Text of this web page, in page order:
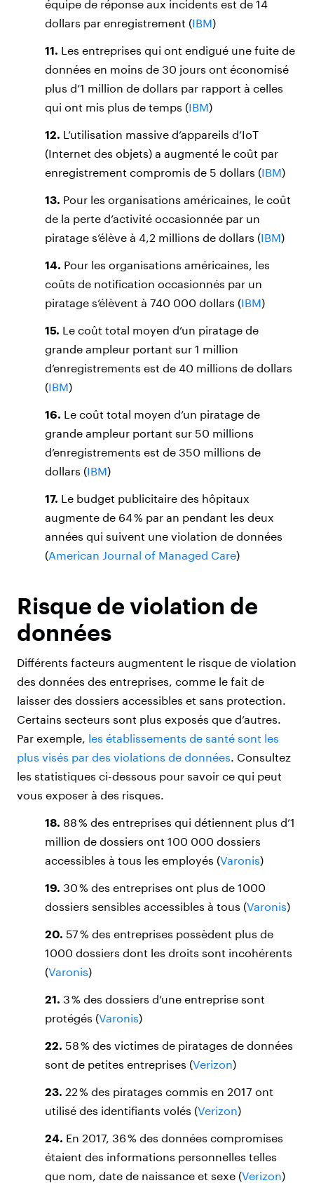
équipe de réponse aux incidents est de 14
dollars par enregistrement (IBM)
11. Les entreprises qui ont endigué une fuite de
données en moins de 30 jours ont économisé
plus d’1 million de dollars par rapport à celles
qui ont mis plus de temps (IBM)
12. L’utilisation massive d’appareils d’IoT
(Internet des objets) a augmenté le coût par
enregistrement compromis de 5 dollars (IBM)
13. Pour les organisations américaines, le coût
de la perte d’activité occasionnée par un
piratage s’élève à 4,2 millions de dollars (IBM)
14. Pour les organisations américaines, les
coûts de notification occasionnés par un
piratage s’élèvent à 740 000 dollars (IBM)
15. Le coût total moyen d’un piratage de
grande ampleur portant sur 1 million
d’enregistrements est de 40 millions de dollars
(IBM)
16. Le coût total moyen d’un piratage de
grande ampleur portant sur 50 millions
d’enregistrements est de 350 millions de
dollars (IBM)
17. Le budget publicitaire des hôpitaux
augmente de 64 % par an pendant les deux
années qui suivent une violation de données
(American Journal of Managed Care)
Risque de violation de
données
Différents facteurs augmentent le risque de violation
des données des entreprises, comme le fait de
laisser des dossiers accessibles et sans protection.
Certains secteurs sont plus exposés que d’autres.
Par exemple, les établissements de santé sont les
plus visés par des violations de données. Consultez
les statistiques ci-dessous pour savoir ce qui peut
vous exposer à des risques.
18. 88 % des entreprises qui détiennent plus d’1
million de dossiers ont 100 000 dossiers
accessibles à tous les employés (Varonis)
19. 30 % des entreprises ont plus de 1000
dossiers sensibles accessibles à tous (Varonis)
20. 57 % des entreprises possèdent plus de
1000 dossiers dont les droits sont incohérents
(Varonis)
21. 3 % des dossiers d’une entreprise sont
protégés (Varonis)
22. 58 % des victimes de piratages de données
sont de petites entreprises (Verizon)
23. 22 % des piratages commis en 2017 ont
utilisé des identifiants volés (Verizon)
24. En 2017, 36 % des données compromises
étaient des informations personnelles telles
que nom, date de naissance et sexe (Verizon)